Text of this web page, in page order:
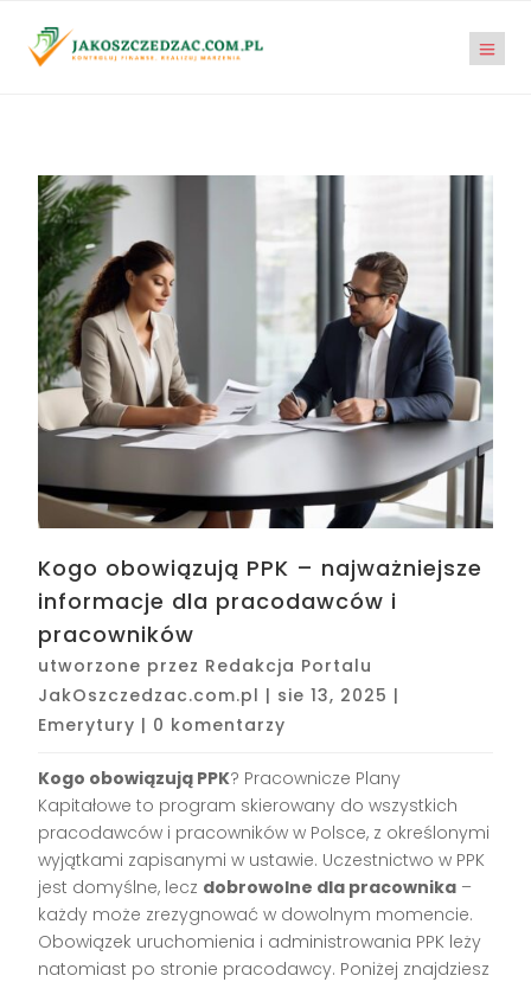
Kogo obowiązują PPK – najważniejsze
informacje dla pracodawców i
pracowników
utworzone przez Redakcja Portalu
JakOszczedzac.com.pl | sie 13, 2025 |
Emerytury | 0 komentarzy
Kogo obowiązują PPK? Pracownicze Plany
Kapitałowe to program skierowany do wszystkich
pracodawców i pracowników w Polsce, z określonymi
wyjątkami zapisanymi w ustawie. Uczestnictwo w PPK
jest domyślne, lecz dobrowolne dla pracownika –
każdy może zrezygnować w dowolnym momencie.
Obowiązek uruchomienia i administrowania PPK leży
natomiast po stronie pracodawcy. Poniżej znajdziesz